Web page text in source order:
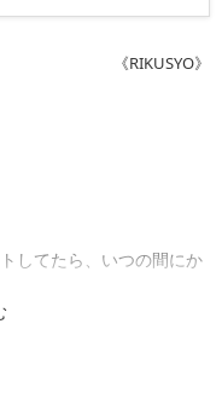
《RIKUSYO》
してたら、いつの間にか